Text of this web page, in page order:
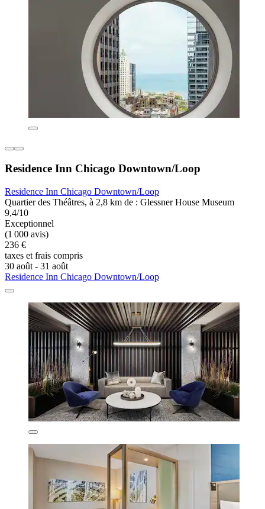
Residence Inn Chicago Downtown/Loop
Residence Inn Chicago Downtown/Loop
Quartier des Théâtres, à 2,8 km de : Glessner House Museum
9,4/10
Exceptionnel
(1 000 avis)
236 €
taxes et frais compris
30 août - 31 août
Residence Inn Chicago Downtown/Loop